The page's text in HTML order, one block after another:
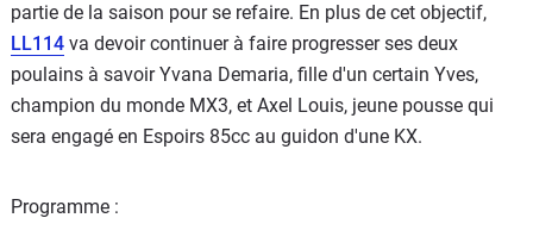
partie de la saison pour se refaire. En plus de cet objectif,
LL114 va devoir continuer à faire progresser ses deux
poulains à savoir Yvana Demaria, fille d'un certain Yves,
champion du monde MX3, et Axel Louis, jeune pousse qui
sera engagé en Espoirs 85cc au guidon d'une KX.
Programme :